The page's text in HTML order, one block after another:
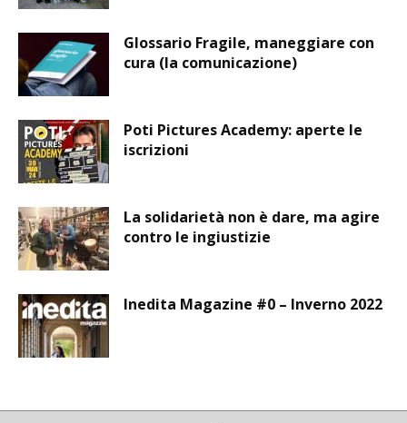
Glossario Fragile, maneggiare con
cura (la comunicazione)
Poti Pictures Academy: aperte le
iscrizioni
La solidarietà non è dare, ma agire
contro le ingiustizie
Inedita Magazine #0 – Inverno 2022